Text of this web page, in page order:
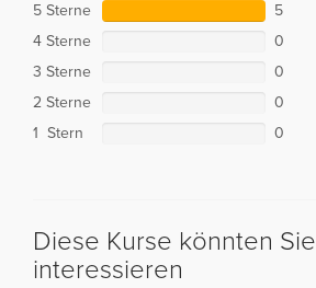
5 Sterne
5
4 Sterne
0
3 Sterne
0
2 Sterne
0
1 Stern
0
Diese Kurse könnten Sie
interessieren